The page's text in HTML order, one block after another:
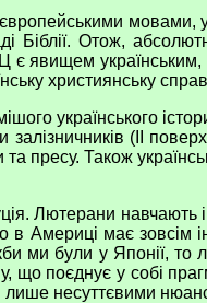
мовами, у
Біблії. Отож,
явищем українським,
християнську
українського
(ІІ
пресу. Також
Лютерани
Америці має зовсім
ми були у Японії,
поєднує у собі
лише несуттєвими